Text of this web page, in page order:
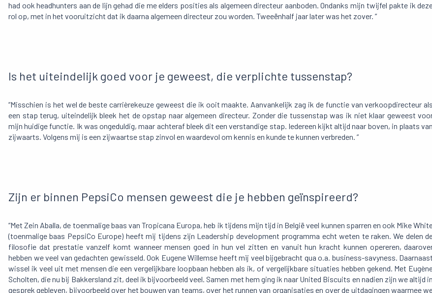
had ook headhunters aan de lijn gehad die me elders posities als algemeen directeur aanboden. Ondanks mijn twijfel pakte ik
rol op, met in het vooruitzicht dat ik daarna algemeen directeur zou worden. Tweeënhalf jaar later was het zover. ”
Is het uiteindelijk goed voor je geweest, die verplichte tussenstap?
“Misschien is het wel de beste carrièrekeuze geweest die ik ooit maakte. Aanvankelijk zag ik de functie van verkoopdirecteur als
een stap terug, uiteindelijk bleek het de opstap naar algemeen directeur. Zonder die tussenstap was ik niet klaar geweest
mijn huidige functie. Ik was ongeduldig, maar achteraf bleek dit een verstandige stap. Iedereen kijkt altijd naar boven, in plaats van
zijwaarts. Volgens mij is een zijwaartse stap zinvol en waardevol om kennis en kunde te kunnen verbreden. ”
Zijn er binnen PepsiCo mensen geweest die je hebben geïnspireerd?
“Met Zein Aballa, de toenmalige baas van Tropicana Europa, heb ik tijdens mijn tijd in België veel kunnen sparren en ook Mike
(toenmalige baas PepsiCo Europe) heeft mij tijdens zijn Leadership development programma echt weten te raken. We delen
filosofie dat prestatie vanzelf komt wanneer mensen goed in hun vel zitten en vanuit hun kracht kunnen opereren,
hebben we veel van gedachten gewisseld. Ook Eugene Willemse heeft mij veel bijgebracht qua o.a. business-savyness. Daarnaast
wissel ik veel uit met mensen die een vergelijkbare loopbaan hebben als ik, of vergelijkbare situaties hebben gekend. Met
Scholten, die nu bij Bakkersland zit, deel ik bijvoorbeeld veel. Samen met hem ging ik naar United Biscuits en nadien zijn we altijd in
gesprek gebleven, bijvoorbeeld over het bouwen van teams, over het runnen van organisaties en over de uitdagingen waarmee